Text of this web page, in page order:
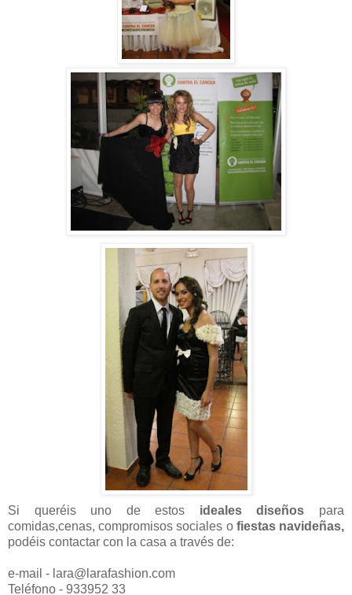
Si queréis uno de estos ideales diseños para
comidas,cenas, compromisos sociales o fiestas navideñas,
podéis contactar con la casa a través de:
e-mail - lara@larafashion.com
Teléfono - 933952 33